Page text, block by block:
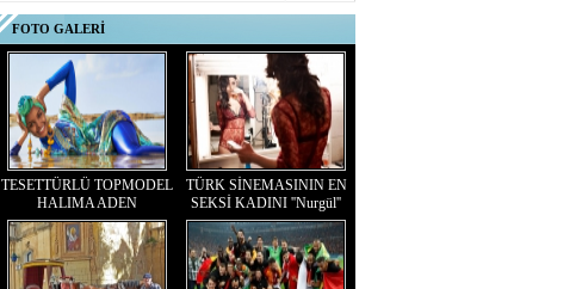
FOTO GALERİ
TESETTÜRLÜ TOPMODEL
HALIMA ADEN
TÜRK SİNEMASININ EN
SEKSİ KADINI ''Nurgül''